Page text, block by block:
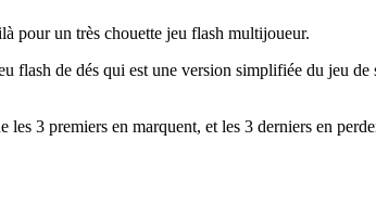
pour un très chouette jeu flash multijoueur.
flash de dés qui est une version simplifiée du jeu
3 premiers en marquent, et les 3 derniers en